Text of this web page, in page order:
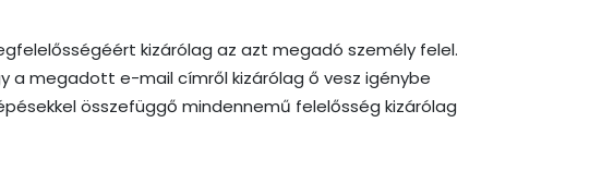
kizárólag az azt megadó személy felel.
a megadott e-mail címről kizárólag ő vesz igénybe
összefüggő mindennemű felelősség kizárólag